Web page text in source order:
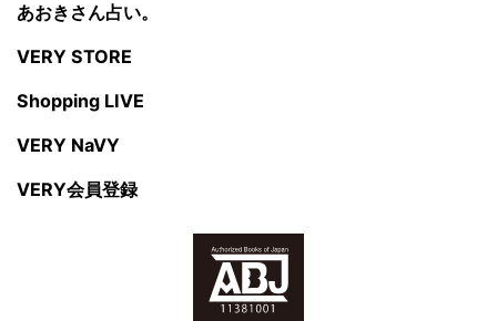
あおきさん占い。
VERY STORE
Shopping LIVE
VERY NaVY
VERY会員登録